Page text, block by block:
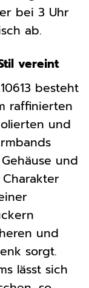
bei 3 Uhr
ab.
vereint
besteht
raffinierten
und
und
und
sorgt.
lässt sich